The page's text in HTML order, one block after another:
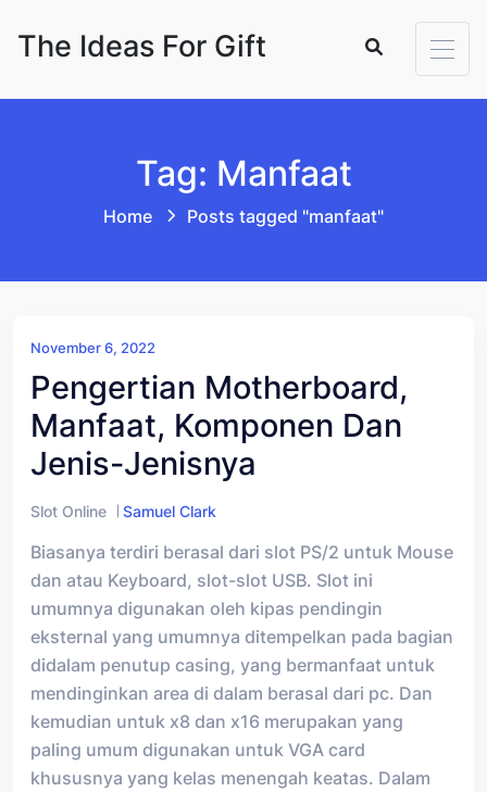
The Ideas For Gift
Tag: Manfaat
Home Posts tagged "manfaat"
November 6, 2022
Pengertian Motherboard,
Manfaat, Komponen Dan
Jenis-Jenisnya
Slot Online Samuel Clark
Biasanya terdiri berasal dari slot PS/2 untuk Mouse
dan atau Keyboard, slot-slot USB. Slot ini
umumnya digunakan oleh kipas pendingin
eksternal yang umumnya ditempelkan pada bagian
didalam penutup casing, yang bermanfaat untuk
mendinginkan area di dalam berasal dari pc. Dan
kemudian untuk x8 dan x16 merupakan yang
paling umum digunakan untuk VGA card
khususnya yang kelas menengah keatas. Dalam